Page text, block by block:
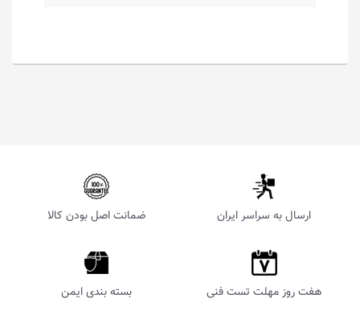
ارسال به سراسر ایران ضمانت اصل بودن کالا
هفت روز مهلت تست فنی بسته بندی ایمن